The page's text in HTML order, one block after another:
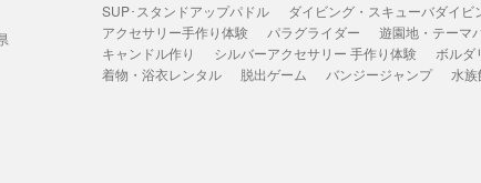
SUP･スタンドアップパドル
ダイビング・スキューバダイビ
アクセサリー手作り体験
パラグライダー 遊園地・テーマ
キャンドル作り
シルバーアクセサリー 手作り体験 ボルダ
着物・浴衣レンタル
脱出ゲーム バンジージャンプ 水族